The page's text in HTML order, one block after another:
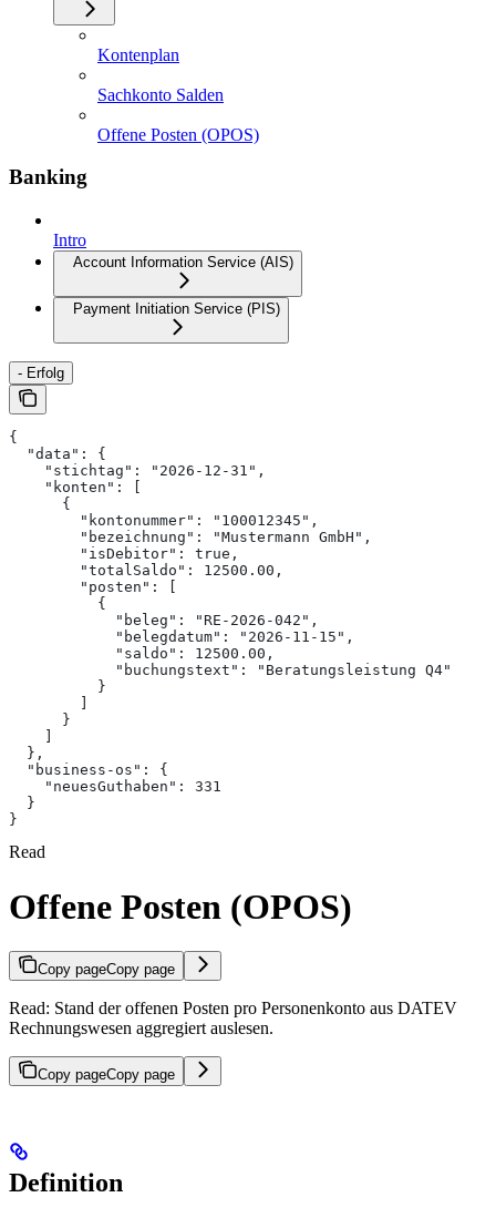
Kontenplan
Sachkonto Salden
Offene Posten (OPOS)
Banking
Intro
Account Information Service (AIS)
Payment Initiation Service (PIS)
- Erfolg
{
  "data": {
    "stichtag": "2026-12-31",
    "konten": [
      {
        "kontonummer": "100012345",
        "bezeichnung": "Mustermann GmbH",
        "isDebitor": true,
        "totalSaldo": 12500.00,
        "posten": [
          {
            "beleg": "RE-2026-042",
            "belegdatum": "2026-11-15",
            "saldo": 12500.00,
            "buchungstext": "Beratungsleistung Q4"
          }
      }
  },
  "business-os": {
    "neuesGuthaben": 331
  }
}
Read
Offene Posten (OPOS)
Copy pageCopy page
Read: Stand der offenen Posten pro Personenkonto aus DATEV
Rechnungswesen aggregiert auslesen.
Copy pageCopy page
Definition